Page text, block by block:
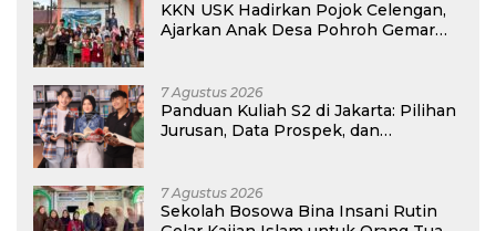
KKN USK Hadirkan Pojok Celengan,
Ajarkan Anak Desa Pohroh Gemar
7 Agustus 2026
Panduan Kuliah S2 di Jakarta: Pilihan
Jurusan, Data Prospek, dan
7 Agustus 2026
Sekolah Bosowa Bina Insani Rutin